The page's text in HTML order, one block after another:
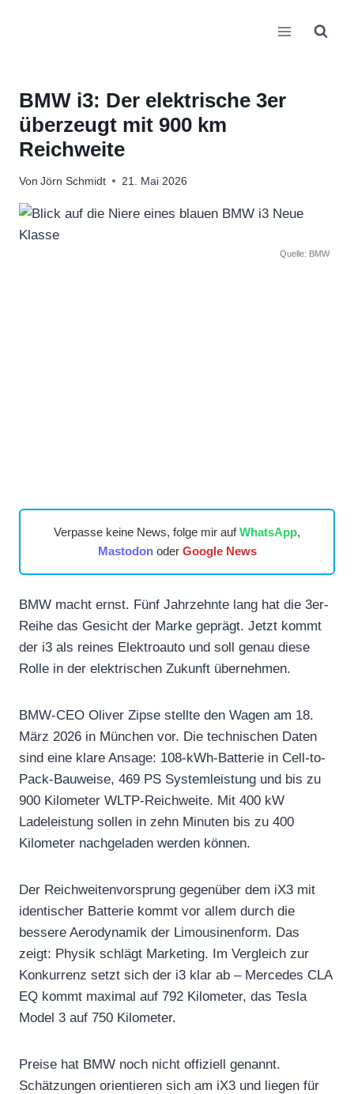
BMW i3: Der elektrische 3er
überzeugt mit 900 km
Reichweite
Von Jörn Schmidt 21. Mai 2026
Quelle: BMW
Verpasse keine News, folge mir aufWhatsApp,
Mastodonoder Google News
BMW macht ernst. Fünf Jahrzehnte lang hat die 3er-
Reihe das Gesicht der Marke geprägt. Jetzt kommt
der i3 als reines Elektroauto und soll genau diese
Rolle in der elektrischen Zukunft übernehmen.
BMW-CEO Oliver Zipse stellte den Wagen am 18.
März 2026 in München vor. Die technischen Daten
sind eine klare Ansage: 108-kWh-Batterie in Cell-to-
Pack-Bauweise, 469 PS Systemleistung und bis zu
900 Kilometer WLTP-Reichweite. Mit 400 kW
Ladeleistung sollen in zehn Minuten bis zu 400
Kilometer nachgeladen werden können.
Der Reichweitenvorsprung gegenüber dem iX3 mit
identischer Batterie kommt vor allem durch die
bessere Aerodynamik der Limousinenform. Das
zeigt: Physik schlägt Marketing. Im Vergleich zur
Konkurrenz setzt sich der i3 klar ab – Mercedes CLA
EQ kommt maximal auf 792 Kilometer, das Tesla
Model 3 auf 750 Kilometer.
Preise hat BMW noch nicht offiziell genannt.
Schätzungen orientieren sich am iX3 und liegen für